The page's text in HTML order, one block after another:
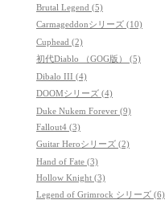
Brutal Legend (5)
Carmageddonシリーズ (10)
Cuphead (2)
初代Diablo （GOG版） (5)
Dibalo III (4)
DOOMシリーズ (4)
Duke Nukem Forever (9)
Fallout4 (3)
Guitar Heroシリーズ (2)
Hand of Fate (3)
Hollow Knight (3)
Legend of Grimrock シリーズ (6)